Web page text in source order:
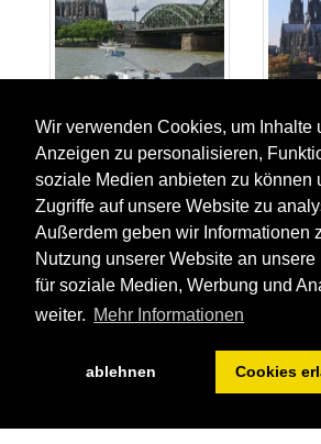
Wir verwenden Cookies, um Inhalte
Anzeigen zu personalisieren,
soziale Medien anbieten zu können
Zugriffe auf unsere Website zu
Außerdem geben wir Informationen
Nutzung unserer Website an unsere
für soziale Medien, Werbung und
weiter. Mehr Informationen
ablehnen Cookies
Impressum